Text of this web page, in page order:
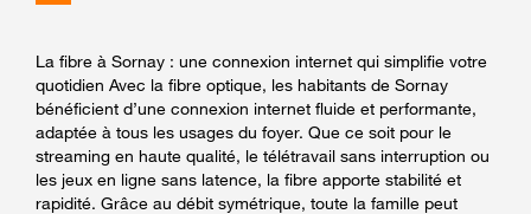
La fibre à Sornay : une connexion internet qui simplifie votre
quotidien Avec la fibre optique, les habitants de Sornay
bénéficient d’une connexion internet fluide et performante,
adaptée à tous les usages du foyer. Que ce soit pour le
streaming en haute qualité, le télétravail sans interruption ou
les jeux en ligne sans latence, la fibre apporte stabilité et
rapidité. Grâce au débit symétrique, toute la famille peut